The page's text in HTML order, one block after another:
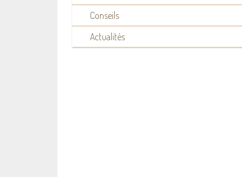
Conseils
Actualités